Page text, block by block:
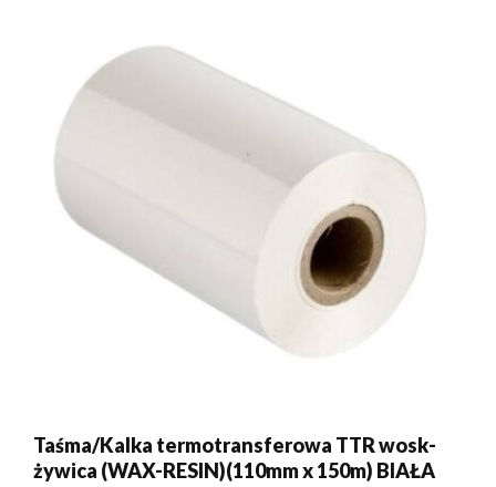
Taśma/Kalka termotransferowa TTR wosk-
żywica (WAX-RESIN)(110mm x 150m) BIAŁA